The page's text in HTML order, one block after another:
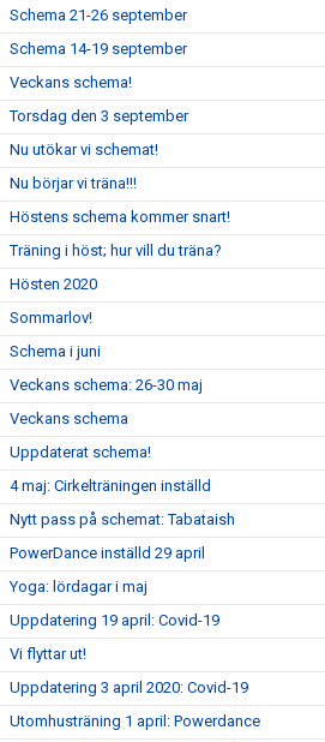
Schema 21-26 september
Schema 14-19 september
Veckans schema!
Torsdag den 3 september
Nu utökar vi schemat!
Nu börjar vi träna!!!
Höstens schema kommer snart!
Träning i höst; hur vill du träna?
Hösten 2020
Sommarlov!
Schema i juni
Veckans schema: 26-30 maj
Veckans schema
Uppdaterat schema!
4 maj: Cirkelträningen inställd
Nytt pass på schemat: Tabataish
PowerDance inställd 29 april
Yoga: lördagar i maj
Uppdatering 19 april: Covid-19
Vi flyttar ut!
Uppdatering 3 april 2020: Covid-19
Utomhusträning 1 april: Powerdance